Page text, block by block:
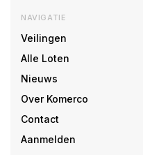
NAVIGATIE
Veilingen
Alle Loten
Nieuws
Over Komerco
Contact
Aanmelden